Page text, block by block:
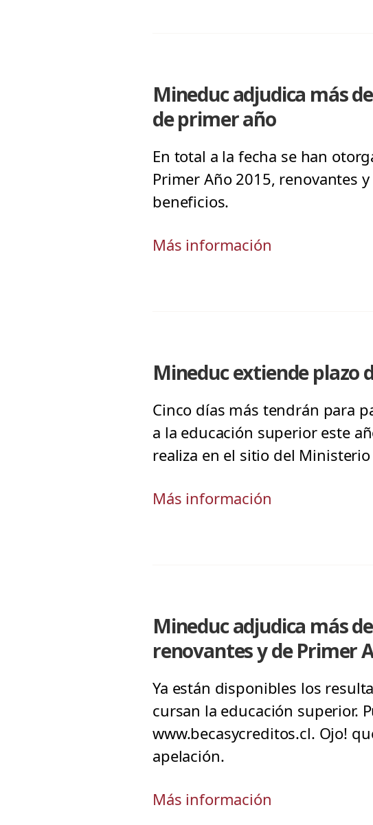
Mineduc adjudica más
de primer año
En total a la fecha se han
Primer Año 2015, renovantes
beneficios.
Más información
Mineduc extiende plazo
Cinco días más tendrán para
a la educación superior este
realiza en el sitio del
Más información
Mineduc adjudica más
renovantes y de Primer
Ya están disponibles los
cursan la educación superior.
www.becasycreditos.cl. Ojo!
apelación.
Más información